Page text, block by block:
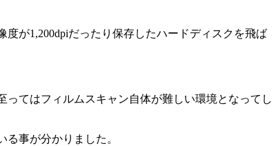
が1,200dpiだったり保存したハードディスクを飛ば
てはフィルムスキャン自体が難しい環境となってし
事が分かりました。